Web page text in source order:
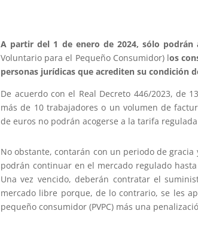
A partir del 1 de enero de 2024, sólo podrán
Voluntario para el Pequeño Consumidor) los
personas jurídicas que acrediten su condición
De acuerdo con el Real Decreto 446/2023, de
más de 10 trabajadores o un volumen de
de euros no podrán acogerse a la tarifa
No obstante, contarán con un periodo de
podrán continuar en el mercado regulado
Una vez vencido, deberán contratar el
mercado libre porque, de lo contrario, se les
pequeño consumidor (PVPC) más una